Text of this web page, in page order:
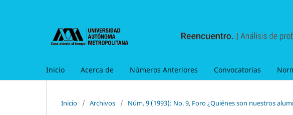
Inicio Acerca de Números Anteriores Convocatorias
Inicio / Archivos / Núm. 9 (1993): No. 9, Foro ¿Quiénes son nuestros